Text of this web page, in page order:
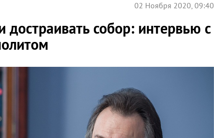
02 Ноября 2020, 09:40
достраивать собор: интервью с